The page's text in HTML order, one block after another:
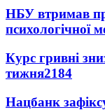
НБУ втримав
психологічної
Курс гривні
тижня2184
Нацбанк